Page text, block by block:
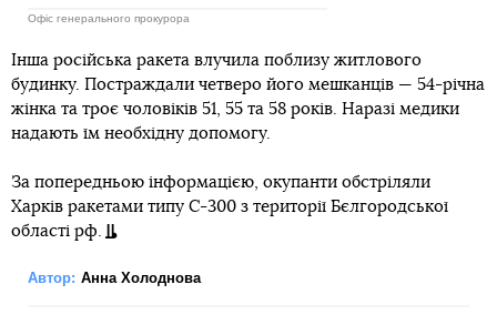
Офіс генерального прокурора
Інша російська ракета влучила поблизу житлового
будинку. Постраждали четверо його мешканців — 54-річна
жінка та троє чоловіків 51, 55 та 58 років. Наразі медики
надають їм необхідну допомогу.
За попередньою інформацією, окупанти обстріляли
Харків ракетами типу С-300 з території Бєлгородської
області рф.
Автор: Анна Холоднова